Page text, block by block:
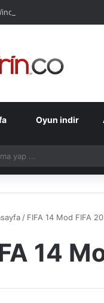
10 Pro indir –
Oyun indir
/ FIFA 14 Mod FIFA
14